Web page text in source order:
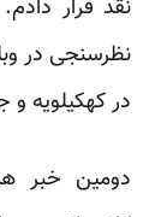
نقد قرار
نظرسنجی در
در کهکیلویه و
دومین خبر